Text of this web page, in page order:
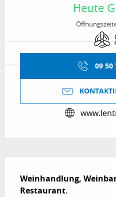
Heute
09 50
Weinhandlung,
Restaurant.